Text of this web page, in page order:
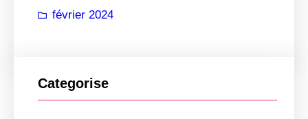
février 2024
Categorise